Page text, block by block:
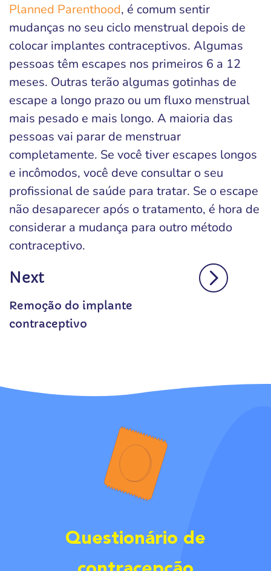
Planned Parenthood, é comum sentir
mudanças no seu ciclo menstrual depois de
colocar implantes contraceptivos. Algumas
pessoas têm escapes nos primeiros 6 a 12
meses. Outras terão algumas gotinhas de
escape a longo prazo ou um fluxo menstrual
mais pesado e mais longo. A maioria das
pessoas vai parar de menstruar
completamente. Se você tiver escapes longos
e incômodos, você deve consultar o seu
profissional de saúde para tratar. Se o escape
não desaparecer após o tratamento, é hora de
considerar a mudança para outro método
contraceptivo.
Next
Remoção do implante
contraceptivo
Questionário de